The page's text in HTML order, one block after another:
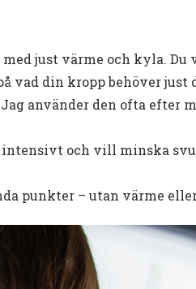
just värme och kyla. Du
din kropp behöver just
använder den ofta efter
och vill minska
punkter – utan värme